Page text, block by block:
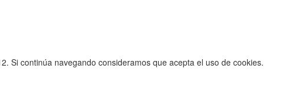
Si continúa navegando consideramos que acepta el uso de cookies.